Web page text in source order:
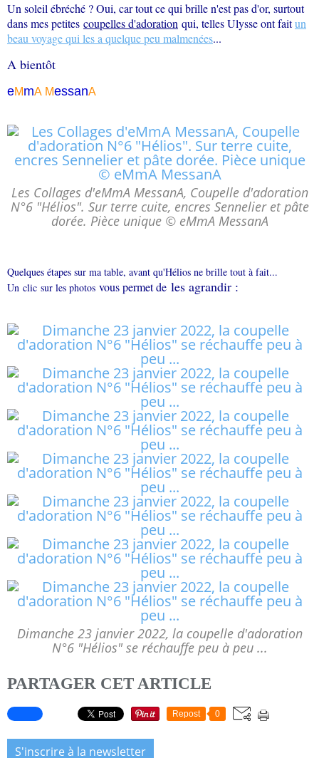
Un soleil ébréché ? Oui, car tout ce qui brille n'est pas d'or, surtout
dans mes petites coupelles d'adoration qui, telles Ulysse ont faitun
beau voyage qui les a quelque peu malmenées...
A bientôt
eMmA MessanA
Les Collages d'eMmA MessanA, Coupelle d'adoration
N°6 "Hélios". Sur terre cuite, encres Sennelier et pâte
dorée. Pièce unique © eMmA MessanA
Quelques étapes sur ma table, avant qu'Hélios ne brille tout à fait...
Un clic sur les photos vous permet de les agrandir :
Dimanche 23 janvier 2022, la coupelle d'adoration
N°6 "Hélios" se réchauffe peu à peu ...
PARTAGER CET ARTICLE
Repost 0
S'inscrire à la newsletter